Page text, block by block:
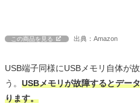
この商品を見る 出典：Amazon
USB端子同様にUSBメモリ自体が
う。 USBメモリが故障するとデー
ります。